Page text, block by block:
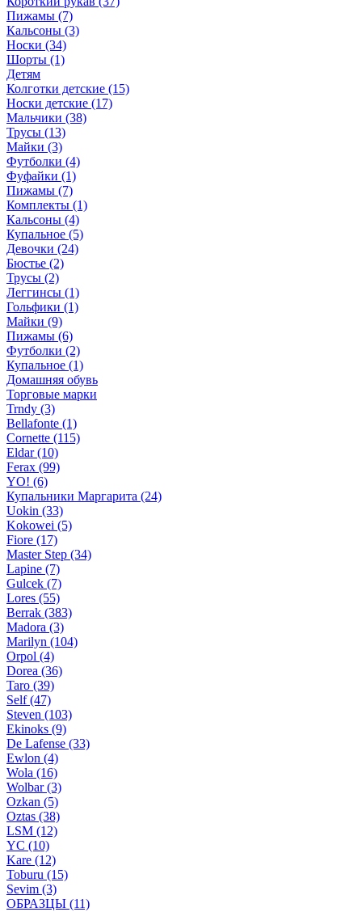
Пижамы (7)
Кальсоны (3)
Носки (34)
Шорты (1)
Детям
Колготки детские (15)
Носки детские (17)
Мальчики (38)
Трусы (13)
Майки (3)
Футболки (4)
Фуфайки (1)
Пижамы (7)
Комплекты (1)
Кальсоны (4)
Купальное (5)
Девочки (24)
Бюстье (2)
Трусы (2)
Леггинсы (1)
Гольфики (1)
Майки (9)
Пижамы (6)
Футболки (2)
Купальное (1)
Домашняя обувь
Торговые марки
Trndy (3)
Bellafonte (1)
Cornette (115)
Eldar (10)
Ferax (99)
YO! (6)
Купальники Маргарита (24)
Uokin (33)
Kokowei (5)
Fiore (17)
Master Step (34)
Lapine (7)
Gulcek (7)
Lores (55)
Berrak (383)
Madora (3)
Marilyn (104)
Orpol (4)
Dorea (36)
Taro (39)
Self (47)
Steven (103)
Ekinoks (9)
De Lafense (33)
Ewlon (4)
Wola (16)
Wolbar (3)
Ozkan (5)
Oztas (38)
LSM (12)
YC (10)
Kare (12)
Toburu (15)
Sevim (3)
ОБРАЗЦЫ (11)